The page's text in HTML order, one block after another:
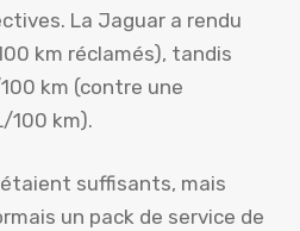
La Jaguar a rendu
km réclamés), tandis
km (contre une
100 km).
suffisants, mais
un pack de service de